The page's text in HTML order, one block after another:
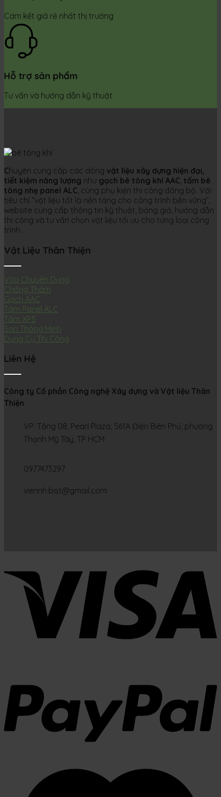
Cam kết giá rẻ nhất thị trường
Hỗ trợ sản phẩm
Tư vấn và hướng dẫn kỹ thuật
Chuyên cung cấp các dòng vật liệu xây dựng hiện đại,
tiết kiệm năng lượng như gạch bê tông khí AAC, tấm bê
tông nhẹ panel ALC, cùng phụ kiện thi công đồng bộ. Với
tiêu chí “vật liệu tốt là nền tảng cho công trình bền vững”,
website cung cấp thông tin kỹ thuật, bảng giá, hướng dẫn
thi công và tư vấn chọn vật liệu tối ưu cho từng loại công
trình.
Vật Liệu Thân Thiện
Vữa Chuyên Dụng
Chống Thấm
Gạch AAC
Tấm Panel ALC
Tấm XPS
Sơn Thông Minh
Dụng Cụ Thi Công
Liên Hệ
Công ty Cổ phần Công nghệ Xây dựng và Vật liệu Thân
Thiện
VP: Tầng 08, Pearl Plaza, 561A Điện Biên Phủ, phường
Thạnh Mỹ Tây, TP HCM
0977473297
viennh.bist@gmail.com